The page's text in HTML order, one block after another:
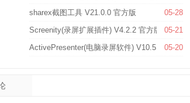
05-28
sharex截图工具 V21.0.0 官方版
05-21
Screenity(录屏扩展插件) V4.2.2 官方版
05-20
ActivePresenter(电脑录屏软件) V10.5.1 官方版